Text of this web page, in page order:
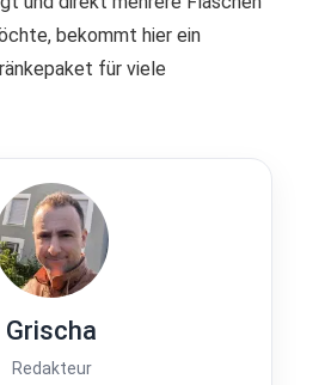
bekommt hier ein
für viele
Grischa
Redakteur